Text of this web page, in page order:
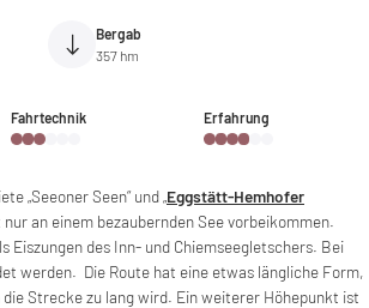
Bergab
357 hm
Fahrtechnik Erfahrung
„Seeoner Seen“ und „Eggstätt-Hemhofer
an einem bezaubernden See vorbeikommen.
Eiszungen des Inn- und Chiemseegletschers. Bei
werden. Die Route hat eine etwas längliche Form,
Strecke zu lang wird. Ein weiterer Höhepunkt ist